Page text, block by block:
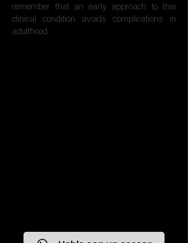
remember that an early approach to this
clinical condition avoids complications in
adulthood.